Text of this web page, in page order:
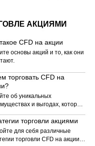
АКЦИЯМИ
CFD на акции
основы акций и то, как они
торговать CFD на
об уникальных
и выгодах, которые
и о том, почему
рынок так
для
торговли акциями
для себя различные
торговли CFD на акции,